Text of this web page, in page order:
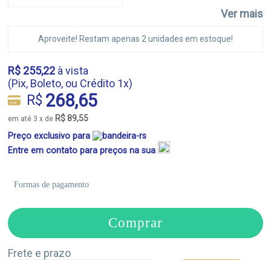
Ver mais
Aproveite! Restam apenas 2 unidades em estoque!
R$ 255,22 à vista
(Pix, Boleto, ou Crédito 1x)
R$ 268,65
em até 3 x de R$ 89,55
Preço exclusivo para
Entre em contato para preços na sua
Formas de pagamento
Comprar
Frete e prazo